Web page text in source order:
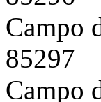
Campo
85297
Campo